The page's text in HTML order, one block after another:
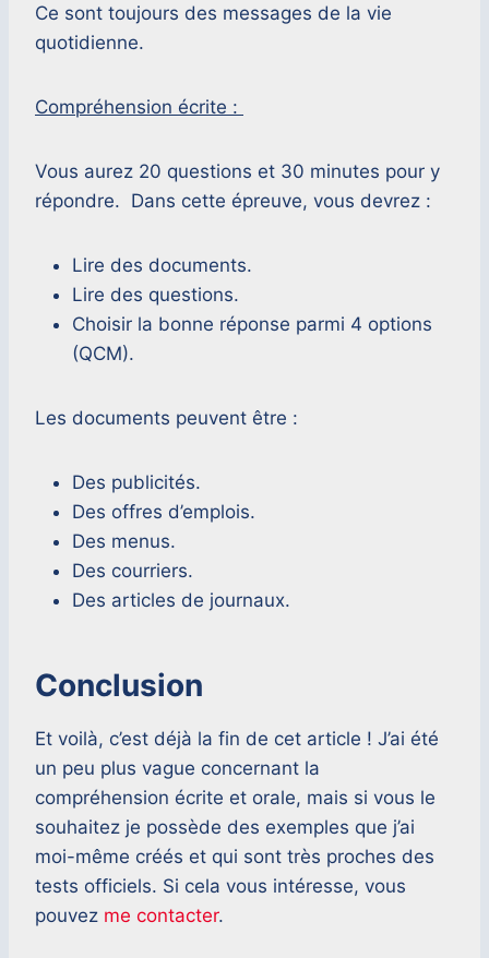
Ce sont toujours des messages de la vie
quotidienne.
Compréhension écrite :
Vous aurez 20 questions et 30 minutes pour y
répondre. Dans cette épreuve, vous devrez :
Lire des documents.
Lire des questions.
Choisir la bonne réponse parmi 4 options
(QCM).
Les documents peuvent être :
Des publicités.
Des offres d’emplois.
Des menus.
Des courriers.
Des articles de journaux.
Conclusion
Et voilà, c’est déjà la fin de cet article ! J’ai été
un peu plus vague concernant la
compréhension écrite et orale, mais si vous le
souhaitez je possède des exemples que j’ai
moi-même créés et qui sont très proches des
tests officiels. Si cela vous intéresse, vous
pouvez me contacter.